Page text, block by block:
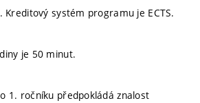
Kreditový systém programu je ECTS.
je 50 minut.
1. ročníku předpokládá znalost